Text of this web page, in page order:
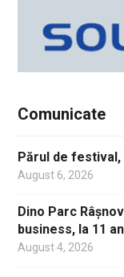
Comunicate
Părul de
August 6, 2026
Dino Parc
business, la 11
August 4, 2026